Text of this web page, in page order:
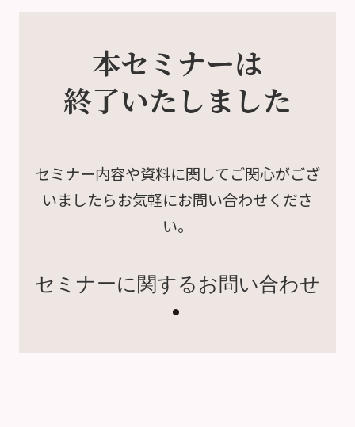
本セミナーは
終了いたしました
セミナー内容や資料に関してご関心がござ
いましたらお気軽にお問い合わせくださ
い。
セミナーに関するお問い合わせ